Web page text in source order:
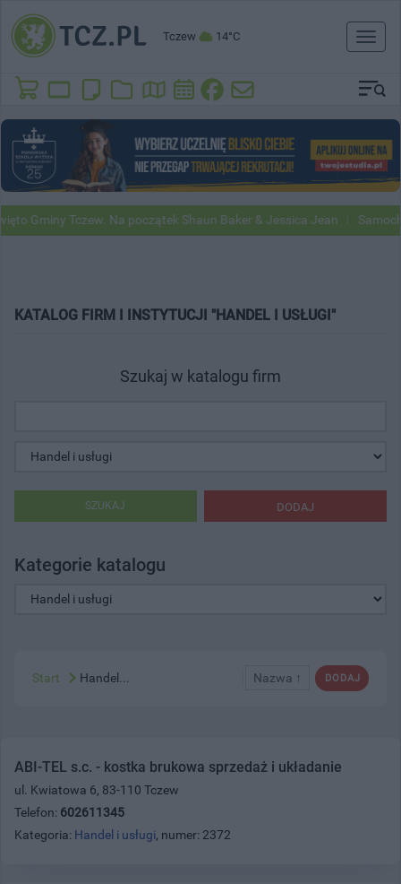
Tczew 14°C
Toggle
Gminy Tczew. Na początek Shaun Baker & Jessica Jean
KATALOG FIRM I INSTYTUCJI "HANDEL I USŁUGI"
Szukaj w katalogu firm
DODAJ
SZUKAJ
Kategorie katalogu
DODAJ
Nazwa ↑
Start Handel...
ABI-TEL s.c. - kostka brukowa sprzedaż i układanie
ul. Kwiatowa 6, 83-110 Tczew
Telefon: 602611345
Kategoria: Handel i usługi, numer: 2372